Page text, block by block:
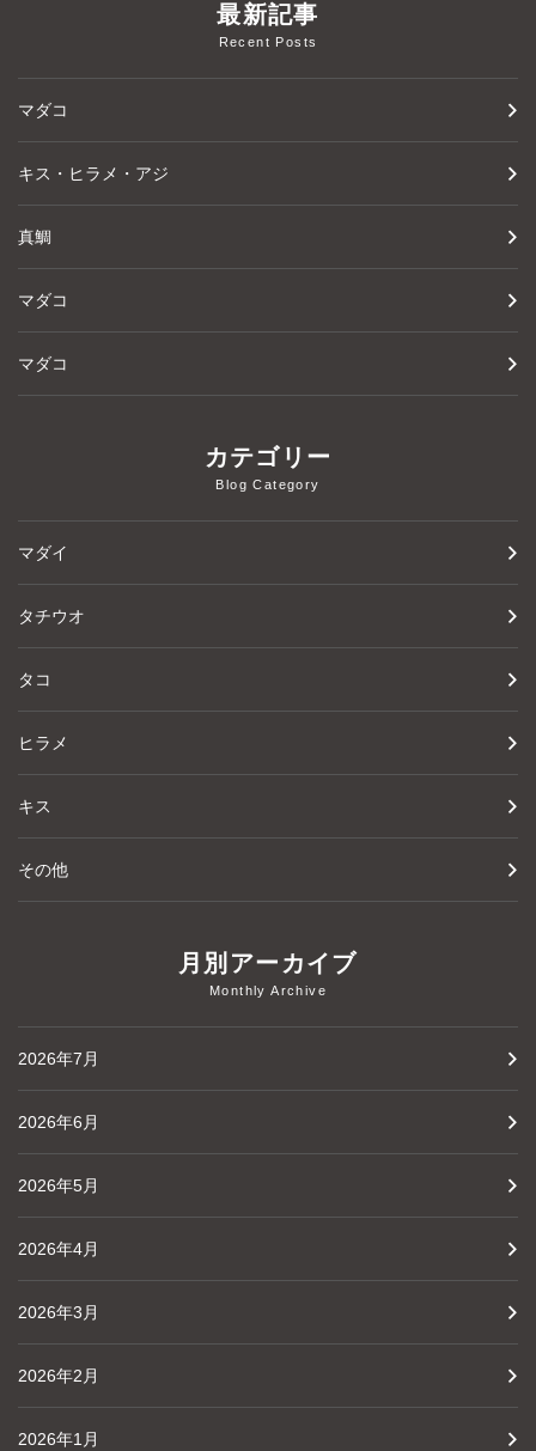
最新記事
Recent Posts
マダコ
キス・ヒラメ・アジ
真鯛
マダコ
マダコ
カテゴリー
Blog Category
マダイ
タチウオ
タコ
ヒラメ
キス
その他
月別アーカイブ
Monthly Archive
2026年7月
2026年6月
2026年5月
2026年4月
2026年3月
2026年2月
2026年1月